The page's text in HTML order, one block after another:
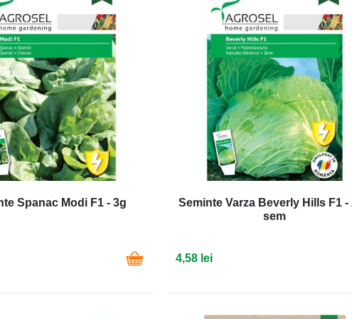
Spanac Modi F1 - 3g
Seminte Varza Beverly Hills F1 -
sem
4,58 lei